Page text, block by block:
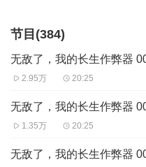
节目(384)
无敌了，我的长生作弊器
2.95万 20:25
无敌了，我的长生作弊器
1.35万 20:25
无敌了，我的长生作弊器